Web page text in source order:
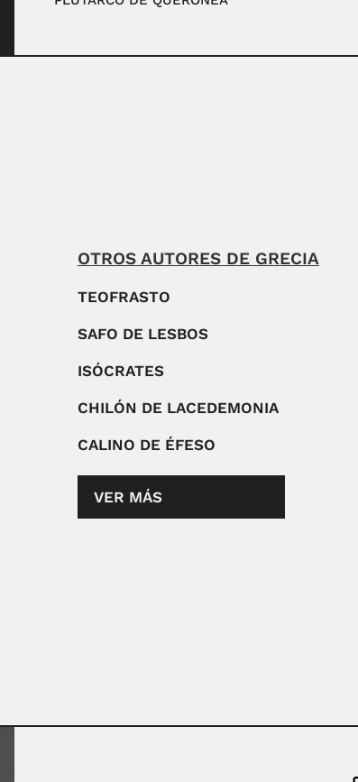
OTROS AUTORES DE GRECIA
TEOFRASTO
SAFO DE LESBOS
ISÓCRATES
CHILÓN DE LACEDEMONIA
CALINO DE ÉFESO
VER MÁS